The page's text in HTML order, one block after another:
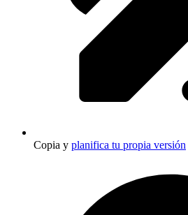
Copia y planifica tu propia versión